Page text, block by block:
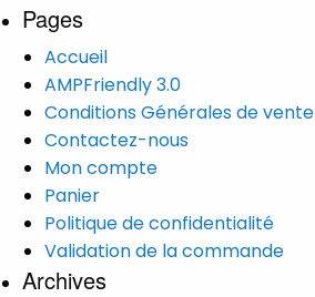
Pages
Accueil
AMPFriendly 3.0
Conditions Générales de vente
Contactez-nous
Mon compte
Panier
Politique de confidentialité
Validation de la commande
Archives